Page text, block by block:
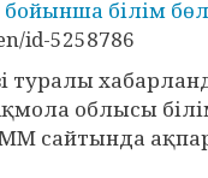
білім
id-5258786
облысы білім
сайтында